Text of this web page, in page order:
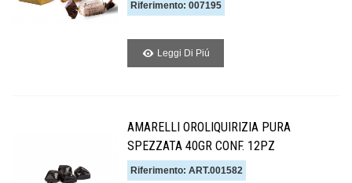
Riferimento: 007195
Leggi Di Piú
AMARELLI OROLIQUIRIZIA PURA
SPEZZATA 40GR CONF. 12PZ
Riferimento: ART.001582